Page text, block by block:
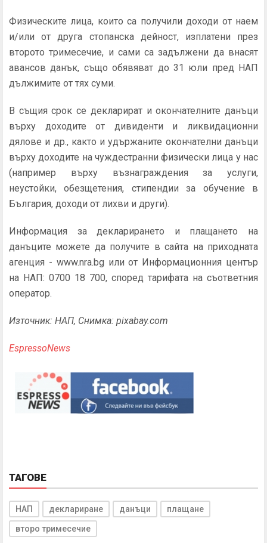
Физическите лица, които са получили доходи от наем
и/или от друга стопанска дейност, изплатени през
второто тримесечие, и сами са задължени да внасят
авансов данък, също обявяват до 31 юли пред НАП
дължимите от тях суми.
В същия срок се декларират и окончателните данъци
върху доходите от дивиденти и ликвидационни
дялове и др., както и удържаните окончателни данъци
върху доходите на чуждестранни физически лица у нас
(например върху възнаграждения за услуги,
неустойки, обезщетения, стипендии за обучение в
България, доходи от лихви и други).
Информация за декларирането и плащането на
данъците можете да получите в сайта на приходната
агенция - www.nra.bg или от Информационния център
на НАП: 0700 18 700, според тарифата на съответния
оператор.
Източник: НАП, Снимка: pixabay.com
EspressoNews
ТАГОВЕ
НАП деклариране данъци плащане
второ тримесечие